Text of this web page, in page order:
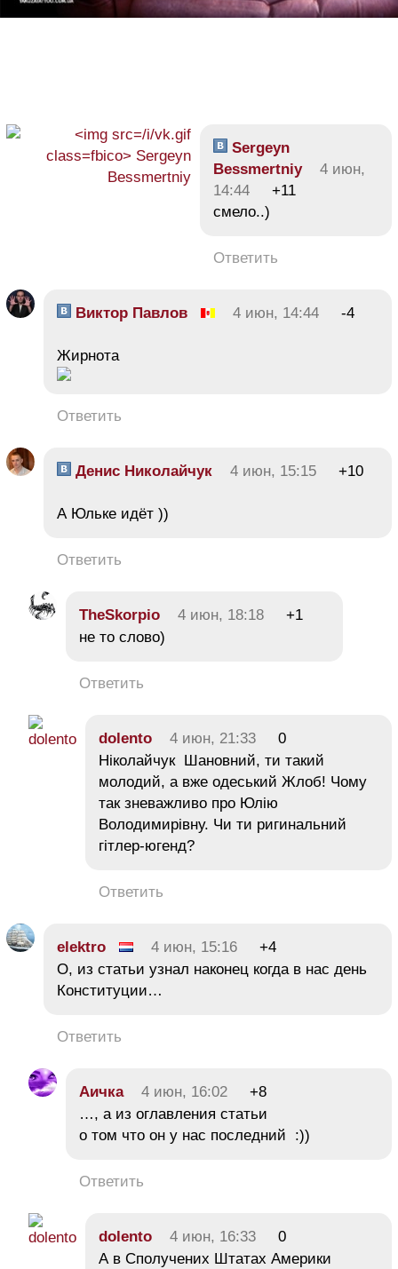
Sergeyn
Bessmertniy
4 июн,
14:44
+11
смело..)
Ответить
Виктор Павлов 4 июн, 14:44 -4
Жирнота
Ответить
Денис Николайчук 4 июн, 15:15 +10
А Юльке идёт ))
Ответить
TheSkorpio 4 июн, 18:18
+1
не то слово)
Ответить
dolento 4 июн, 21:33
0
Ніколайчук Шановний, ти такий
молодий, а вже одеський Жлоб! Чому
так зневажливо про Юлію
Володимирівну. Чи ти ригинальний
гітлер-югенд?
Ответить
elektro 4 июн, 15:16
+4
О, из статьи узнал наконец когда в нас день
Конституции…
Ответить
Аичка 4 июн, 16:02
+8
…, а из оглавления статьи
о том что он у нас последний :))
Ответить
dolento 4 июн, 16:33
0
А в Сполучених Штатах Америки